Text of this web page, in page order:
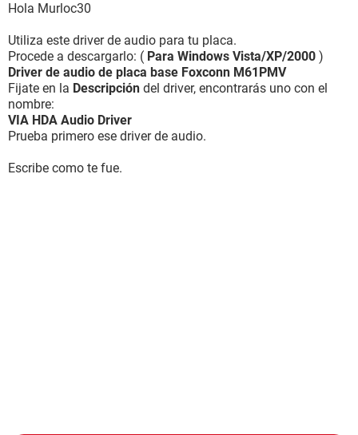
Hola Murloc30
Utiliza este driver de audio para tu placa.
Procede a descargarlo: ( Para Windows Vista/XP/2000 )
Driver de audio de placa base Foxconn M61PMV
Fijate en la Descripción del driver, encontrarás uno con el
nombre:
VIA HDA Audio Driver
Prueba primero ese driver de audio.
Escribe como te fue.